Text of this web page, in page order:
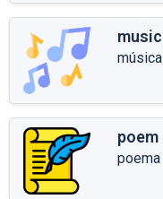
music
música
poem
poema